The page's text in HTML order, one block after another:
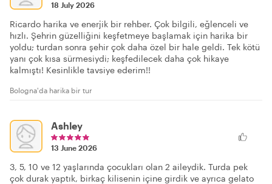
18 July 2026
Ricardo harika ve enerjik bir rehber. Çok bilgili, eğlenceli ve
hızlı. Şehrin güzelliğini keşfetmeye başlamak için harika bir
yoldu; turdan sonra şehir çok daha özel bir hale geldi. Tek kötü
yanı çok kısa sürmesiydi; keşfedilecek daha çok hikaye
kalmıştı! Kesinlikle tavsiye ederim!!
Bologna'da harika bir tur
Ashley
13 June 2026
3, 5, 10 ve 12 yaşlarında çocukları olan 2 aileydik. Turda pek
çok durak yaptık, birkaç kilisenin içine girdik ve ayrıca gelato